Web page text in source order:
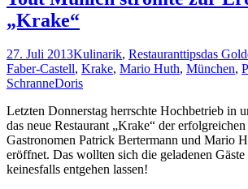
„Krake“
27. Juli 2013Kulinarik, Restauranttipsdas
Faber-Castell, Krake, Mario Huth, München,
SchranneDoris
Letzten Donnerstag herrschte Hochbetrieb in
das neue Restaurant „Krake“ der
Gastronomen Patrick Bertermann und Mario
eröffnet. Das wollten sich die geladenen
keinesfalls entgehen lassen!